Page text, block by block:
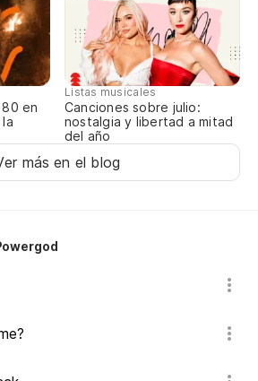
en
Listas musicales
Canciones sobre julio:
nostalgia y libertad a mitad
del año
más en el blog